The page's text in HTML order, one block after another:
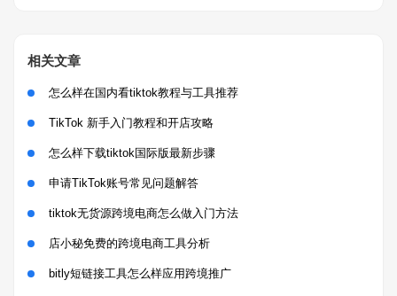
相关文章
怎么样在国内看tiktok教程与工具推荐
TikTok 新手入门教程和开店攻略
怎么样下载tiktok国际版最新步骤
申请TikTok账号常见问题解答
tiktok无货源跨境电商怎么做入门方法
店小秘免费的跨境电商工具分析
bitly短链接工具怎么样应用跨境推广